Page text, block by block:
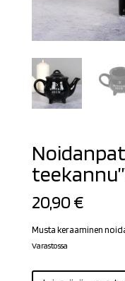
20,90€
Musta keraaminen
Varastossa
Noidanpata